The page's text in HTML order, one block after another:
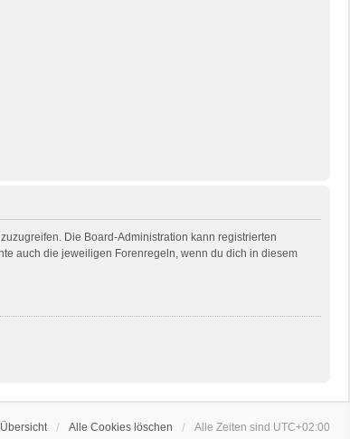
Die Board-Administration kann registrierten
auch die jeweiligen Forenregeln, wenn du dich in diesem
Alle Cookies löschen Alle Zeiten sind UTC+02:00